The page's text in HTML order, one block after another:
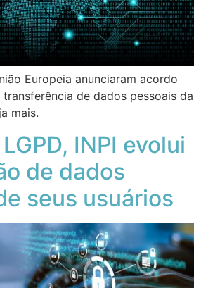
Europeia anunciaram acordo
de dados pessoais da
mais.
INPI evolui
de dados
seus usuários